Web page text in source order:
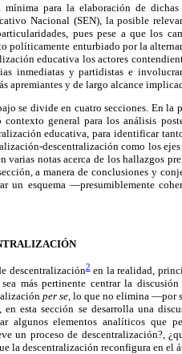
para la elaboración de dichas
Nacional (SEN), la posible
pues pese a que los
políticamente enturbiado por la
educativa los actores
inmediatas y partidistas e
apremiantes y de largo alcance
se divide en cuatro secciones. En la
general para los análisis
educativa, para identificar
descentralización como los
varias notas acerca de los hallazgos
a manera de conclusiones y
un esquema —presumiblemente
descentralización2en la realidad,
más pertinente centrar la
per se, lo que no elimina —por
esta sección se desarrolla una
algunos elementos analíticos que
un proceso de descentralización?,
la descentralización reconfigura en el